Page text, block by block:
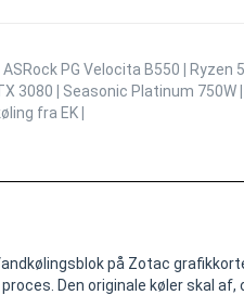
ASRock PG Velocita B550 Ryzen
3080 Seasonic Platinum 750W
fra EK
på Zotac
Den originale køler skal af,